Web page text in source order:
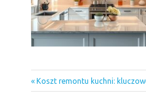
Nawigacja
Previous
Post:
Koszt remontu kuchni: